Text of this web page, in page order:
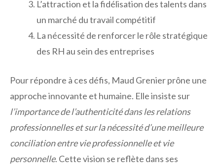
L’attraction et la fidélisation des talents dans
un marché du travail compétitif
La nécessité de renforcer le rôle stratégique
des RH au sein des entreprises
Pour répondre à ces défis, Maud Grenier prône une
approche innovante et humaine. Elle insiste sur
l’importance de l’authenticité dans les relations
professionnelles et sur la nécessité d’une meilleure
conciliation entre vie professionnelle et vie
personnelle. Cette vision se reflète dans ses